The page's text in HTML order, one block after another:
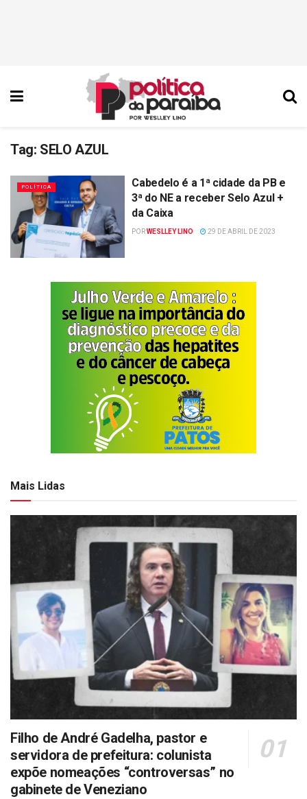
Tag: SELO AZUL
POLÍTICA
Cabedelo é a 1ª cidade da PB e
3ª do NE a receber Selo Azul +
da Caixa
PORWESLLEY LINO 29 DE ABRIL DE 2023
Mais Lidas
Filho de André Gadelha, pastor e
servidora de prefeitura: colunista
expõe nomeações “controversas” no
gabinete de Veneziano